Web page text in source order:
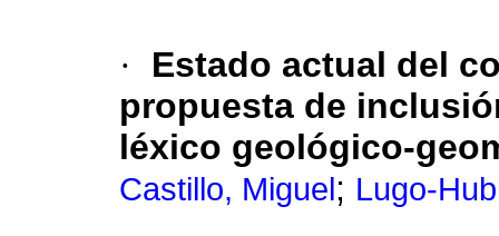
·
Estado actual del
propuesta de
léxico geológico-
Castillo, Miguel ; Lugo-